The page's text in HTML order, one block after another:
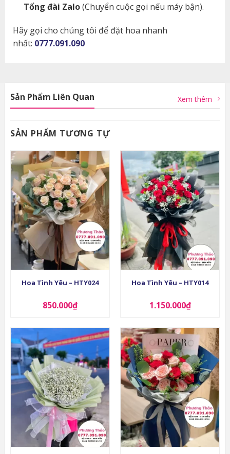
Tổng đài Zalo(Chuyển cuộc gọi nếu máy bận).
Hãy gọi cho chúng tôi để đặt hoa nhanh
nhất: 0777.091.090
Sản Phẩm Liên Quan Xem thêm
SẢN PHẨM TƯƠNG TỰ
Hoa Tình Yêu – HTY024
850.000₫
Hoa Tình Yêu – HTY014
1.150.000₫